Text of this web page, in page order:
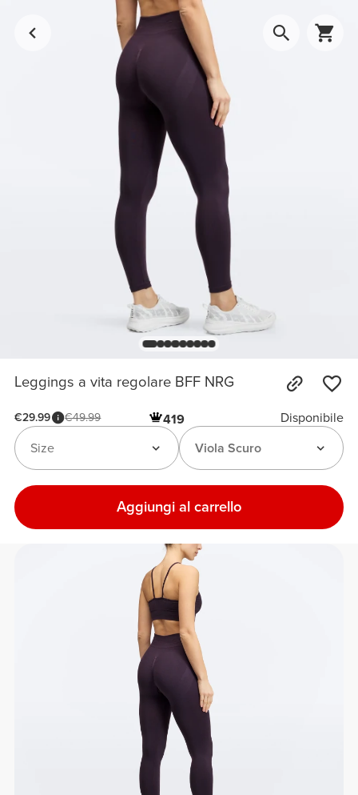
Leggings a vita regolare BFF NRG
€29.99 €49.99 419
Disponibile
Viola Scuro
Size
Aggiungi al carrello